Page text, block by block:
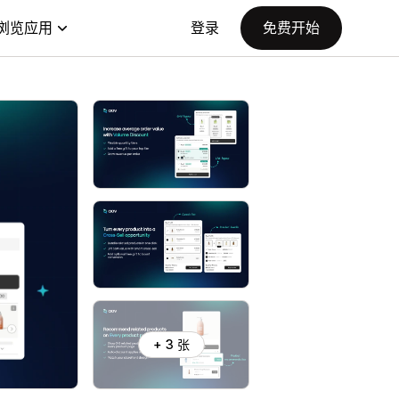
览应用 登录 免费开始
+ 3 张